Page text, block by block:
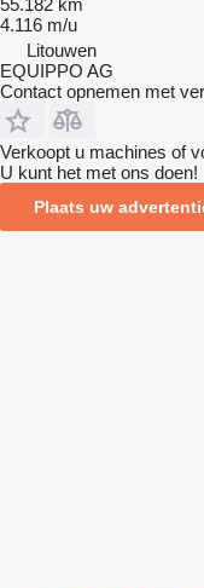
55.182 km
4.116 m/u
Litouwen
EQUIPPO AG
Contact opnemen met
Verkoopt u machines of
U kunt het met ons doen!
Plaats uw